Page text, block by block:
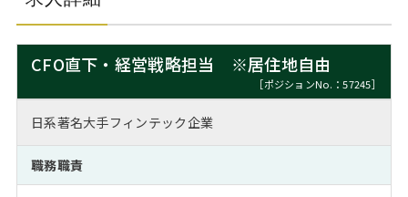
おわり
ステージ別アドバイス
MBAの転職事例
MBAからのFAQ
MBA留学生数の推移
外資系／面接攻略のコツ
キャリアに効く一冊
注目企業インタビュー
プロ経営者の特別セミナー
Career Talk Live
パブリシティ
ニュースリリース
CFO直下・経営戦略担当 ※居住地自由
［ポジションNo.：57245］
日系著名大手フィンテック企業
職務職責